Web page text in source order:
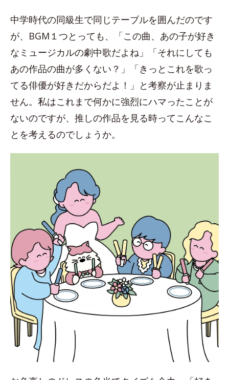
中学時代の同級生で同じテーブルを囲んだのです
が、BGM１つとっても、「この曲、あの子が好き
なミュージカルの劇中歌だよね」「それにしても
あの作品の曲が多くない？」「きっとこれを歌っ
てる俳優が好きだからだよ！」と考察が止まりま
せん。私はこれまで何かに強烈にハマったことが
ないのですが、推しの作品を見る時ってこんなこ
とを考えるのでしょうか。